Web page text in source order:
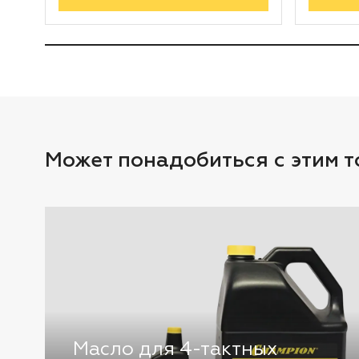
Может понадобиться с этим
Масло для 4-тактных